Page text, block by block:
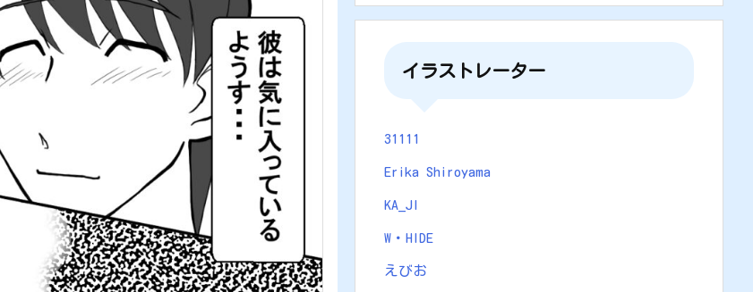
イラストレーター
31111
Erika Shiroyama
KA_JI
W・HIDE
えびお